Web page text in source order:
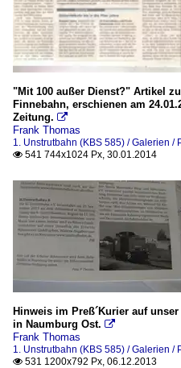
"Mit 100 außer Dienst?" Artikel
Finnebahn, erschienen am
Zeitung. 
Frank Thomas
1. Unstrutbahn (KBS 585) / Galerien /
 541 744x1024 Px, 30.01.2014
Hinweis im Preß´Kurier auf
in Naumburg Ost. 
Frank Thomas
1. Unstrutbahn (KBS 585) / Galerien /
 531 1200x792 Px, 06.12.2013